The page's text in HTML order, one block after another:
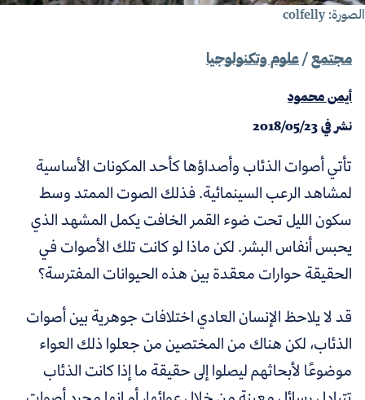
colfelly
مجتمع/ علوم وتكنولوجيا
أيمن محمود
نشر في2018/05/23
تأتي أصوات الذئاب وأصداؤها كأحد المكونات الأساسية
لمشاهد الرعب السينمائية. فذلك الصوت الممتد وسط
سكون الليل تحت ضوء القمر الخافت يكمل المشهد الذي
يحبس أنفاس البشر. لكن ماذا لو كانت تلك الأصوات في
الحقيقة حوارات معقدة بين هذه الحيوانات المفترسة؟
قد لا يلاحظ الإنسان العادي اختلافات جوهرية بين أصوات
الذئاب، لكن هناك من المختصين من جعلوا ذلك العواء
موضوعًا لأبحاثهم ليصلوا إلى حقيقة ما إذا كانت الذئاب